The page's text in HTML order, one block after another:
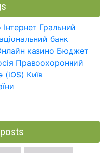
Інтернет Гральний
банк
казино Бюджет
Правоохоронний
(iOS) Київ